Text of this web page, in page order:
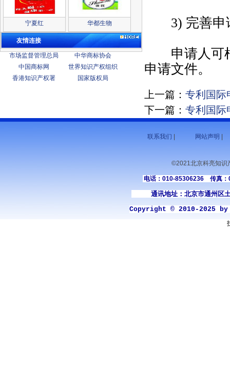
宁夏红 华都生物
友情连接
市场监督管理总局
中华商标协会
中国商标网
世界知识产权组织
香港知识产权署
国家版权局
3) 完善申
申请人可根
申请文件。
上一篇： 专利国际
下一篇： 专利国际
联系我们 网站声明
©2021北京科亮知识
电话：010-85306236 传真
通讯地址：北京市通州区土
Copyright © 2010-2025